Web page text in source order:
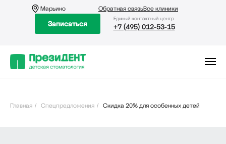
Обратная связьВсе клиники
Eдиный контактный центр
+7 (495) 012-53-15
Марьино
Записаться
Главная / Спецпредложения / Скидка 20% для особенных детей